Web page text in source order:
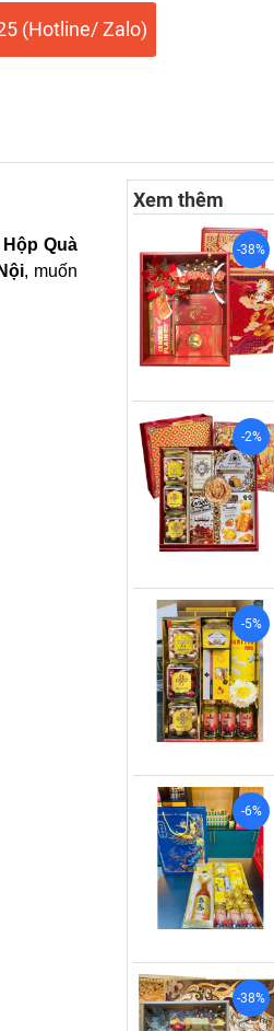
(Hotline/ Zalo)
Hộp Quà
, muốn
Xem thêm
-38%
-2%
-5%
-6%
-38%